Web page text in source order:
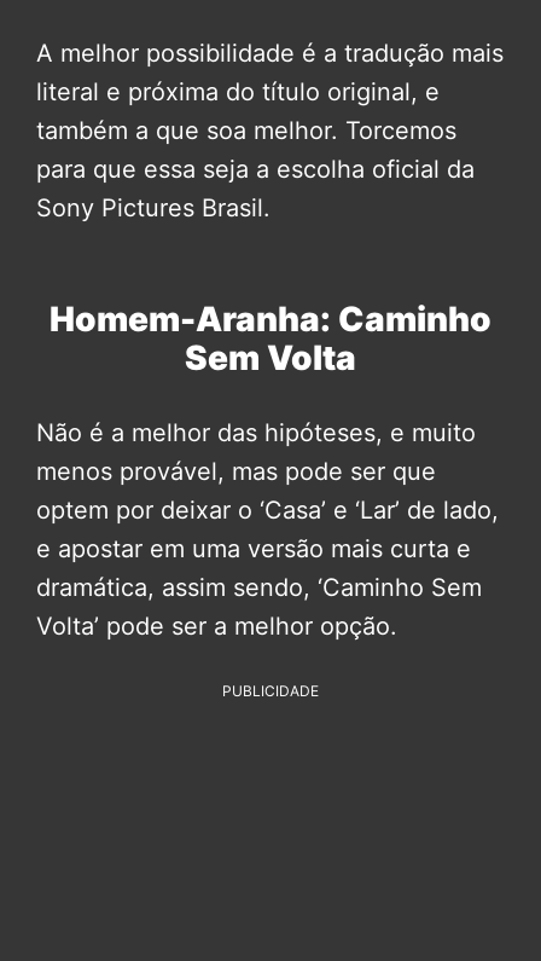
A melhor possibilidade é a tradução mais
literal e próxima do título original, e
também a que soa melhor. Torcemos
para que essa seja a escolha oficial da
Sony Pictures Brasil.
Homem-Aranha: Caminho
Sem Volta
Não é a melhor das hipóteses, e muito
menos provável, mas pode ser que
optem por deixar o ‘Casa’ e ‘Lar’ de lado,
e apostar em uma versão mais curta e
dramática, assim sendo, ‘Caminho Sem
Volta’ pode ser a melhor opção.
PUBLICIDADE